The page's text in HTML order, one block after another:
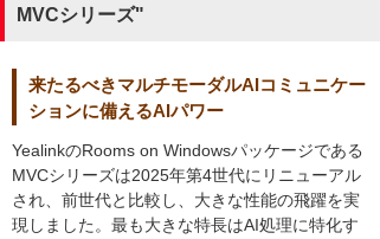
MVCシリーズ"
来たるべきマルチモーダルAIコミュニケー
ションに備えるAIパワー
YealinkのRooms on Windowsパッケージである
MVCシリーズは2025年第4世代にリニューアル
され、前世代と比較し、大きな性能の飛躍を実
現しました。最も大きな特長はAI処理に特化す